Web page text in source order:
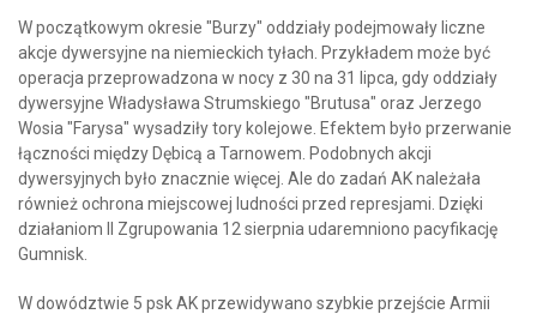
W początkowym okresie "Burzy" oddziały podejmowały liczne
akcje dywersyjne na niemieckich tyłach. Przykładem może być
operacja przeprowadzona w nocy z 30 na 31 lipca, gdy oddziały
dywersyjne Władysława Strumskiego "Brutusa" oraz Jerzego
Wosia "Farysa" wysadziły tory kolejowe. Efektem było przerwanie
łączności między Dębicą a Tarnowem. Podobnych akcji
dywersyjnych było znacznie więcej. Ale do zadań AK należała
również ochrona miejscowej ludności przed represjami. Dzięki
działaniom II Zgrupowania 12 sierpnia udaremniono pacyfikację
Gumnisk.
W dowództwie 5 psk AK przewidywano szybkie przejście Armii